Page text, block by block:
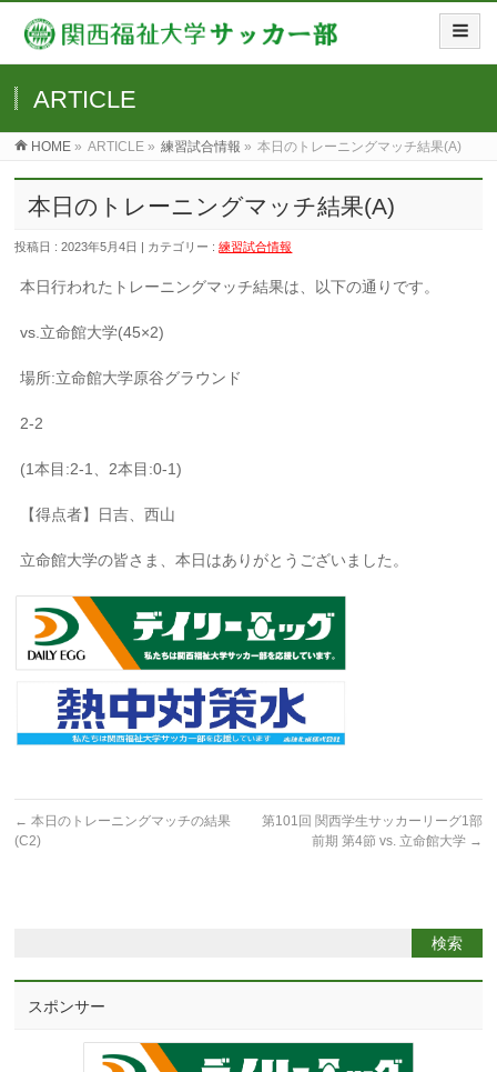
ARTICLE
HOME » ARTICLE » 練習試合情報 » 本日のトレーニングマッチ結果(A)
本日のトレーニングマッチ結果(A)
投稿日 : 2023年5月4日 | カテゴリー :練習試合情報
本日行われたトレーニングマッチ結果は、以下の通りです。
vs.立命館大学(45×2)
場所:立命館大学原谷グラウンド
2-2
(1本目:2-1、2本目:0-1)
【得点者】日吉、西山
立命館大学の皆さま、本日はありがとうございました。
← 本日のトレーニングマッチの結果
(C2)
第101回 関西学生サッカーリーグ1部
前期 第4節 vs. 立命館大学 →
スポンサー